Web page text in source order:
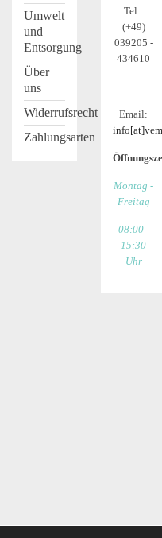
Umwelt
und
Entsorgung
Über
uns
Widerrufsrecht
Zahlungsarten
Tel.:
(+49)
039205 -
434610
Email:
Montag -
Freitag
08:00 -
15:30
Uhr